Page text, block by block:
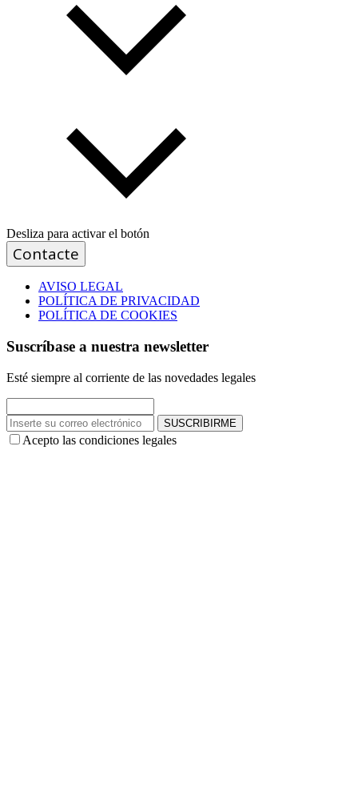
Desliza para activar el botón
Contacte
AVISO LEGAL
POLÍTICA DE PRIVACIDAD
POLÍTICA DE COOKIES
Suscríbase a nuestra newsletter
Esté siempre al corriente de las novedades legales
SUSCRIBIRME
Acepto las condiciones legales